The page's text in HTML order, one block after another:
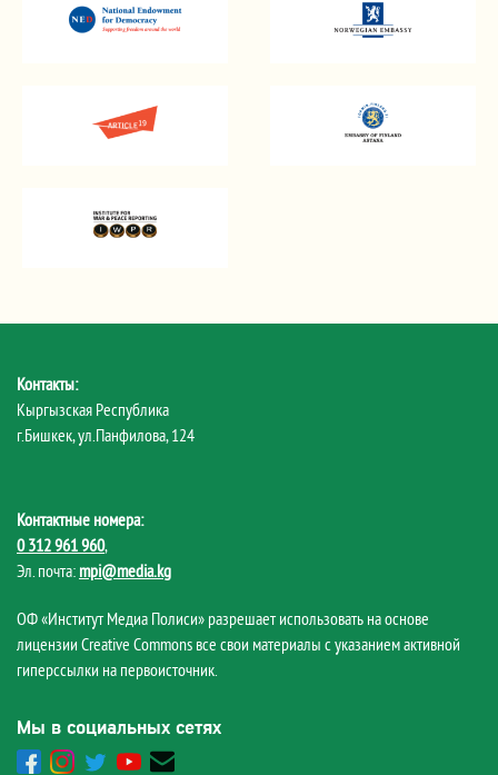
Контакты:
Кыргызская Республика
г.Бишкек, ул.Панфилова, 124
Контактные номера:
0 312 961 960,
Эл. почта: mpi@media.kg
ОФ «Институт Медиа Полиси» разрешает использовать на основе
лицензии Creative Commons все свои материалы с указанием активной
гиперссылки на первоисточник.
Мы в социальных сетях